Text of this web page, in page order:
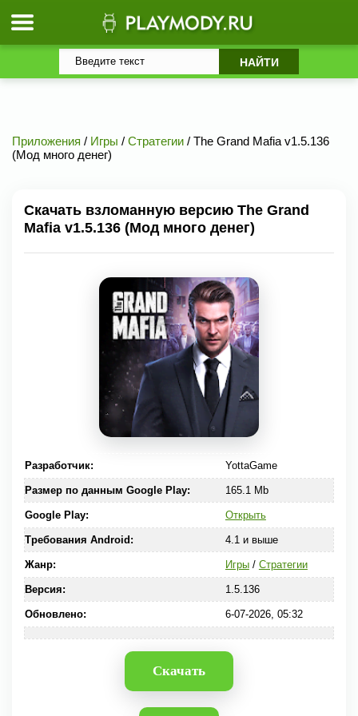
Приложения / Игры / Стратегии / The Grand Mafia v1.5.136
(Мод много денег)
Скачать взломанную версию The Grand
Mafia v1.5.136 (Мод много денег)
Разработчик: YottaGame
Размер по данным Google Play: 165.1 Mb
Google Play: Открыть
Требования Android: 4.1 и выше
Жанр: Игры/ Стратегии
Версия: 1.5.136
Обновлено: 6-07-2026, 05:32
Скачать